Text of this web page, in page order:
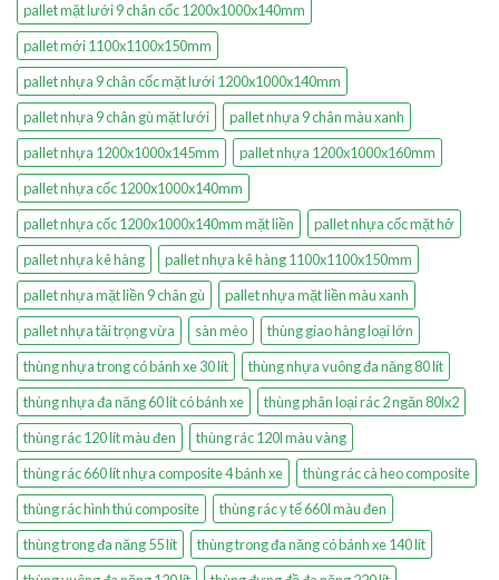
pallet mặt lưới 9 chân cốc 1200x1000x140mm
pallet mới 1100x1100x150mm
pallet nhựa 9 chân cốc mặt lưới 1200x1000x140mm
pallet nhựa 9 chân gù mặt lưới
pallet nhựa 9 chân màu xanh
pallet nhựa 1200x1000x145mm
pallet nhựa 1200x1000x160mm
pallet nhựa cốc 1200x1000x140mm
pallet nhựa cốc 1200x1000x140mm mặt liền
pallet nhựa cốc mặt hở
pallet nhựa kê hàng
pallet nhựa kê hàng 1100x1100x150mm
pallet nhựa mặt liền 9 chân gù
pallet nhựa mặt liền màu xanh
pallet nhựa tải trọng vừa
sàn mèo
thùng giao hàng loại lớn
thùng nhựa trong có bánh xe 30 lít
thùng nhựa vuông đa năng 80 lít
thùng nhựa đa năng 60 lít có bánh xe
thùng phân loại rác 2 ngăn 80lx2
thùng rác 120 lít màu đen
thùng rác 120l màu vàng
thùng rác 660 lít nhựa composite 4 bánh xe
thùng rác cà heo composite
thùng rác hình thú composite
thùng rác y tế 660l màu đen
thùng trong đa năng 55 lít
thùng trong đa năng có bánh xe 140 lít